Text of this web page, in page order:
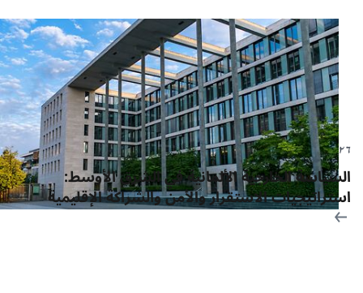
٠٥.٠٢.٢٠٢٦ مقال
السياسة الخارجية الألمانية في الشرق الأوسط:
استراتيجيات الاستقرار والأمن والشراكة الإقليمية